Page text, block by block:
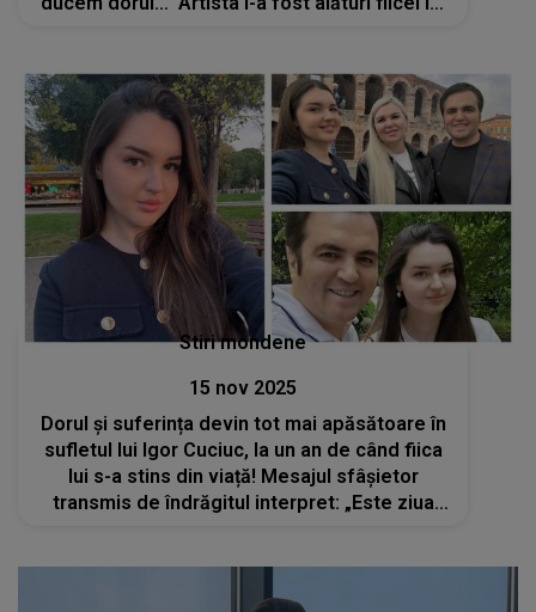
Stiri mondene
15 nov 2025
Dorul și suferința devin tot mai apăsătoare în
sufletul lui Igor Cuciuc, la un an de când fiica
lui s-a stins din viață! Mesajul sfâșietor
transmis de îndrăgitul interpret: „Este ziua